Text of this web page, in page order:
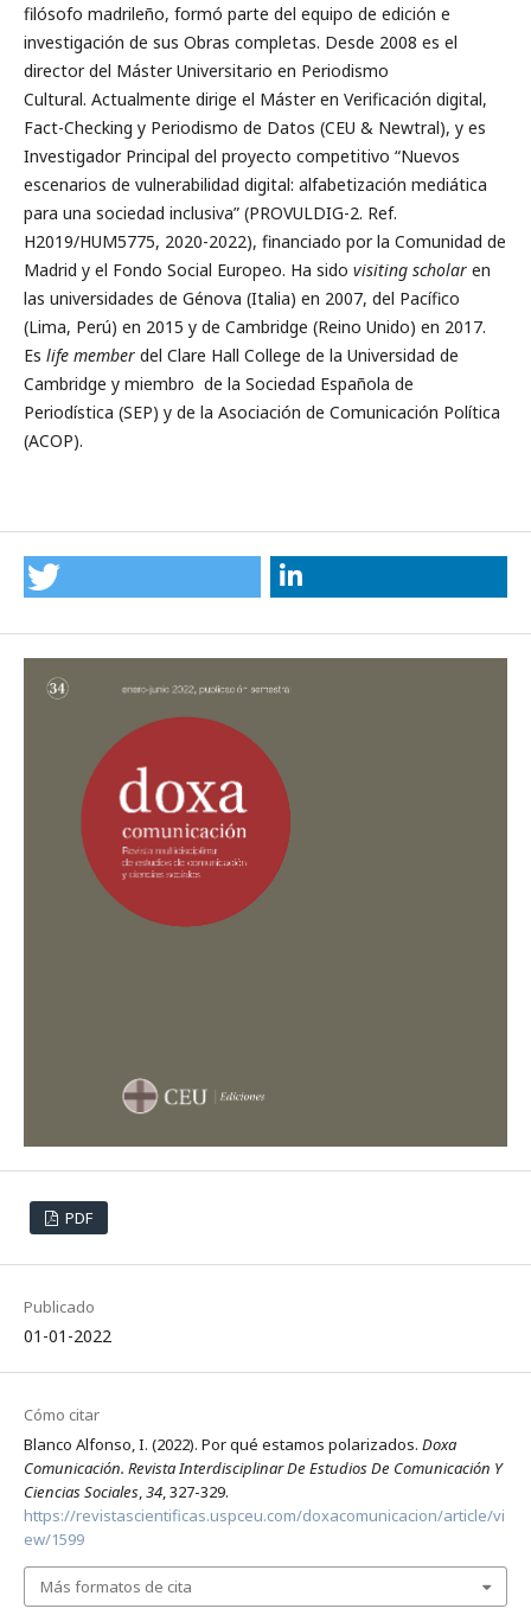
filósofo madrileño, formó parte del equipo de edición e
investigación de sus Obras completas. Desde 2008 es el
director del Máster Universitario en Periodismo
Cultural. Actualmente dirige el Máster en Verificación digital,
Fact-Checking y Periodismo de Datos (CEU & Newtral), y es
Investigador Principal del proyecto competitivo “Nuevos
escenarios de vulnerabilidad digital: alfabetización mediática
para una sociedad inclusiva” (PROVULDIG-2. Ref.
H2019/HUM5775, 2020-2022), financiado por la Comunidad de
Madrid y el Fondo Social Europeo. Ha sido visiting scholaren
las universidades de Génova (Italia) en 2007, del Pacífico
(Lima, Perú) en 2015 y de Cambridge (Reino Unido) en 2017.
Es life memberdel Clare Hall College de la Universidad de
Cambridge y miembro de la Sociedad Española de
Periodística (SEP) y de la Asociación de Comunicación Política
(ACOP).
PDF
Publicado
01-01-2022
Cómo citar
Blanco Alfonso, I. (2022). Por qué estamos polarizados. Doxa
Comunicación. Revista Interdisciplinar De Estudios De Comunicación Y
Ciencias Sociales,34, 327-329.
https://revistascientificas.uspceu.com/doxacomunicacion/article/vi
ew/1599
Más formatos de cita